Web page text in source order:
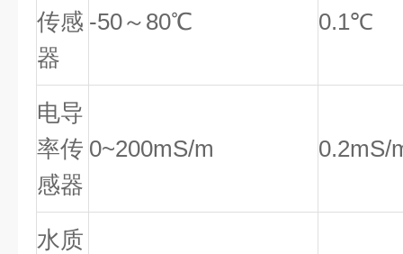
传感
器
-50～80℃ 0.1℃
电导
率传
感器
0~200mS/m 0.2mS/
水质